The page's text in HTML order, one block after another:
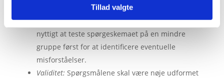
Tillad valgte
klart og forståeligt, så det kan give konsistente
svar fra forskellige respondenter. Det kan være
nyttigt at teste spørgeskemaet på en mindre
gruppe først for at identificere eventuelle
misforståelser.
Validitet: Spørgsmålene skal være nøje udformet